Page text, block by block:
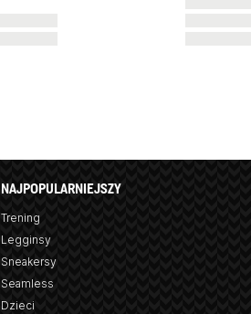
NAJPOPULARNIEJSZY
Trening
Legginsy
Sneakersy
Seamless
Dzieci